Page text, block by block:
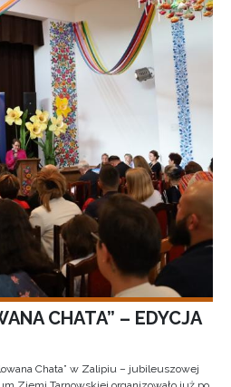
CHATA” – EDYCJA
Chata” w Zalipiu – jubileuszowej